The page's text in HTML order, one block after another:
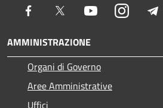
Facebook Twitter YoutubeInstagram
AMMINISTRAZIONE
Organi di Governo
Aree Amministrative